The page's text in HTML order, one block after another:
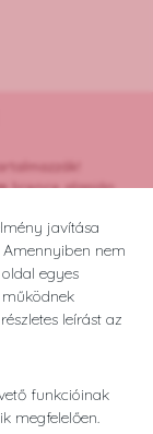
javítása
nem
egyes
leírást az
funkcióinak
megfelelően.
licence alapján